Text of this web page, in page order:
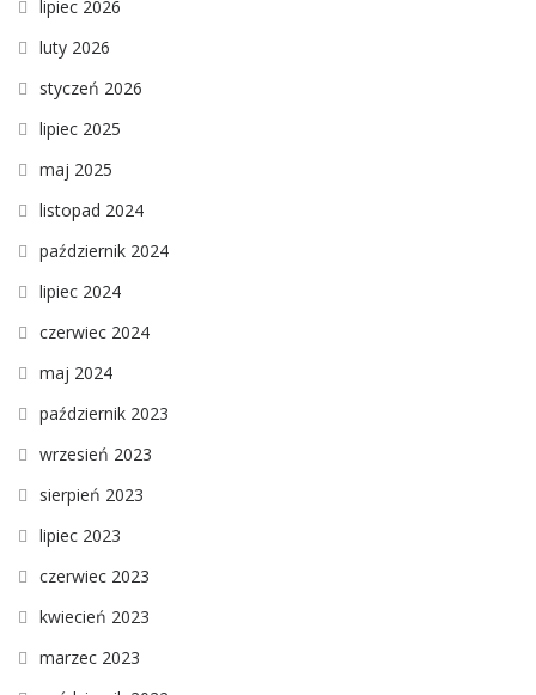
lipiec 2026
luty 2026
styczeń 2026
lipiec 2025
maj 2025
listopad 2024
październik 2024
lipiec 2024
czerwiec 2024
maj 2024
październik 2023
wrzesień 2023
sierpień 2023
lipiec 2023
czerwiec 2023
kwiecień 2023
marzec 2023